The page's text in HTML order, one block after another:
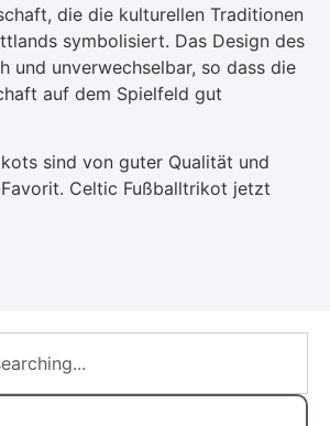
die die kulturellen Traditionen
symbolisiert. Das Design des
und unverwechselbar, so dass die
auf dem Spielfeld gut
sind von guter Qualität und
Celtic Fußballtrikot jetzt